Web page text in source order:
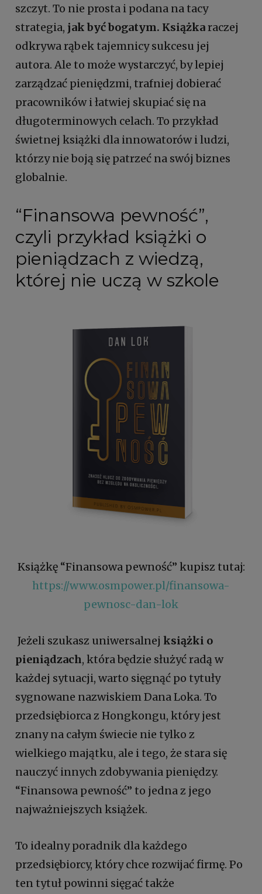
szczyt. To nie prosta i podana na tacy
strategia, jak być bogatym. Książkaraczej
odkrywa rąbek tajemnicy sukcesu jej
autora. Ale to może wystarczyć, by lepiej
zarządzać pieniędzmi, trafniej dobierać
pracowników i łatwiej skupiać się na
długoterminowych celach. To przykład
świetnej książki dla innowatorów i ludzi,
którzy nie boją się patrzeć na swój biznes
globalnie.
“Finansowa pewność”,
czyli przykład książki o
pieniądzach z wiedzą,
której nie uczą w szkole
Książkę “Finansowa pewność” kupisz tutaj:
https://www.osmpower.pl/finansowa-
pewnosc-dan-lok
Jeżeli szukasz uniwersalnej książki o
pieniądzach, która będzie służyć radą w
każdej sytuacji, warto sięgnąć po tytuły
sygnowane nazwiskiem Dana Loka. To
przedsiębiorca z Hongkongu, który jest
znany na całym świecie nie tylko z
wielkiego majątku, ale i tego, że stara się
nauczyć innych zdobywania pieniędzy.
“Finansowa pewność” to jedna z jego
najważniejszych książek.
To idealny poradnik dla każdego
przedsiębiorcy, który chce rozwijać firmę. Po
ten tytuł powinni sięgać także